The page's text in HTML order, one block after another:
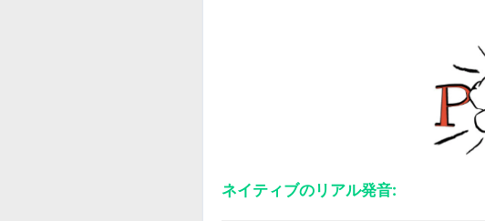
ネイティブのリアル発音: